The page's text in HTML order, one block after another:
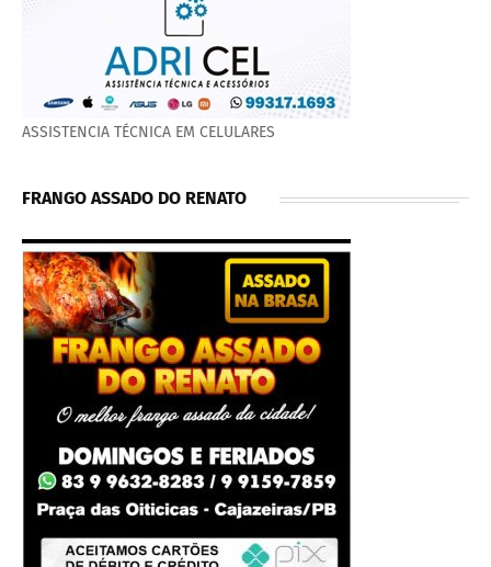
ASSISTENCIA TÉCNICA EM CELULARES
FRANGO ASSADO DO RENATO